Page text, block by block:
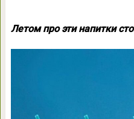
Летом про эти напитки